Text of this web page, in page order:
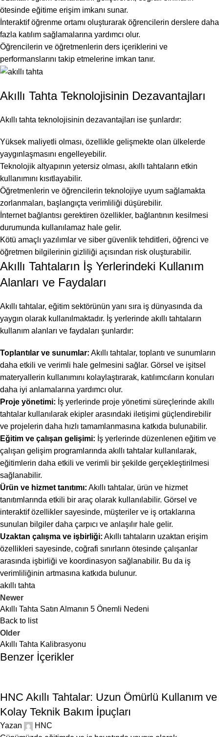
ötesinde eğitime erişim imkanı sunar.
İnteraktif öğrenme ortamı oluşturarak öğrencilerin derslere daha
fazla katılım sağlamalarına yardımcı olur.
Öğrencilerin ve öğretmenlerin ders içeriklerini ve
performanslarını takip etmelerine imkan tanır.
Akıllı Tahta Teknolojisinin Dezavantajları
Akıllı tahta teknolojisinin dezavantajları ise şunlardır:
Yüksek maliyetli olması, özellikle gelişmekte olan ülkelerde
yaygınlaşmasını engelleyebilir.
Teknolojik altyapının yetersiz olması, akıllı tahtaların etkin
kullanımını kısıtlayabilir.
Öğretmenlerin ve öğrencilerin teknolojiye uyum sağlamakta
zorlanmaları, başlangıçta verimliliği düşürebilir.
İnternet bağlantısı gerektiren özellikler, bağlantının kesilmesi
durumunda kullanılamaz hale gelir.
Kötü amaçlı yazılımlar ve siber güvenlik tehditleri, öğrenci ve
öğretmen bilgilerinin gizliliği açısından risk oluşturabilir.
Akıllı Tahtaların İş Yerlerindeki Kullanım
Alanları ve Faydaları
Akıllı tahtalar, eğitim sektörünün yanı sıra iş dünyasında da
yaygın olarak kullanılmaktadır. İş yerlerinde akıllı tahtaların
kullanım alanları ve faydaları şunlardır:
Toplantılar ve sunumlar: Akıllı tahtalar, toplantı ve sunumların
daha etkili ve verimli hale gelmesini sağlar. Görsel ve işitsel
materyallerin kullanımını kolaylaştırarak, katılımcıların konuları
daha iyi anlamalarına yardımcı olur.
Proje yönetimi: İş yerlerinde proje yönetimi süreçlerinde akıllı
tahtalar kullanılarak ekipler arasındaki iletişimi güçlendirebilir
ve projelerin daha hızlı tamamlanmasına katkıda bulunabilir.
Eğitim ve çalışan gelişimi: İş yerlerinde düzenlenen eğitim ve
çalışan gelişim programlarında akıllı tahtalar kullanılarak,
eğitimlerin daha etkili ve verimli bir şekilde gerçekleştirilmesi
sağlanabilir.
Ürün ve hizmet tanıtımı: Akıllı tahtalar, ürün ve hizmet
tanıtımlarında etkili bir araç olarak kullanılabilir. Görsel ve
interaktif özellikler sayesinde, müşteriler ve iş ortaklarına
sunulan bilgiler daha çarpıcı ve anlaşılır hale gelir.
Uzaktan çalışma ve işbirliği: Akıllı tahtaların uzaktan erişim
özellikleri sayesinde, coğrafi sınırların ötesinde çalışanlar
arasında işbirliği ve koordinasyon sağlanabilir. Bu da iş
verimliliğinin artmasına katkıda bulunur.
akıllı tahta
Newer
Akıllı Tahta Satın Almanın 5 Önemli Nedeni
Back to list
Older
Akıllı Tahta Kalibrasyonu
Benzer İçerikler
HNC Akıllı Tahtalar: Uzun Ömürlü Kullanım ve
Kolay Teknik Bakım İpuçları
Yazan
HNC